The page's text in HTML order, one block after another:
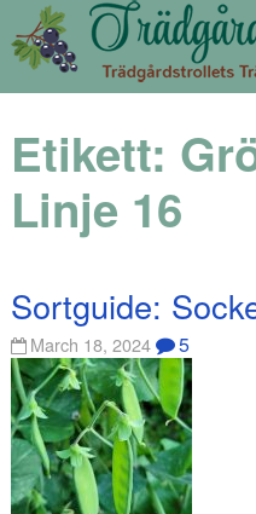
Etikett:
Linje 16
Sortguide:
March 18, 2024 5